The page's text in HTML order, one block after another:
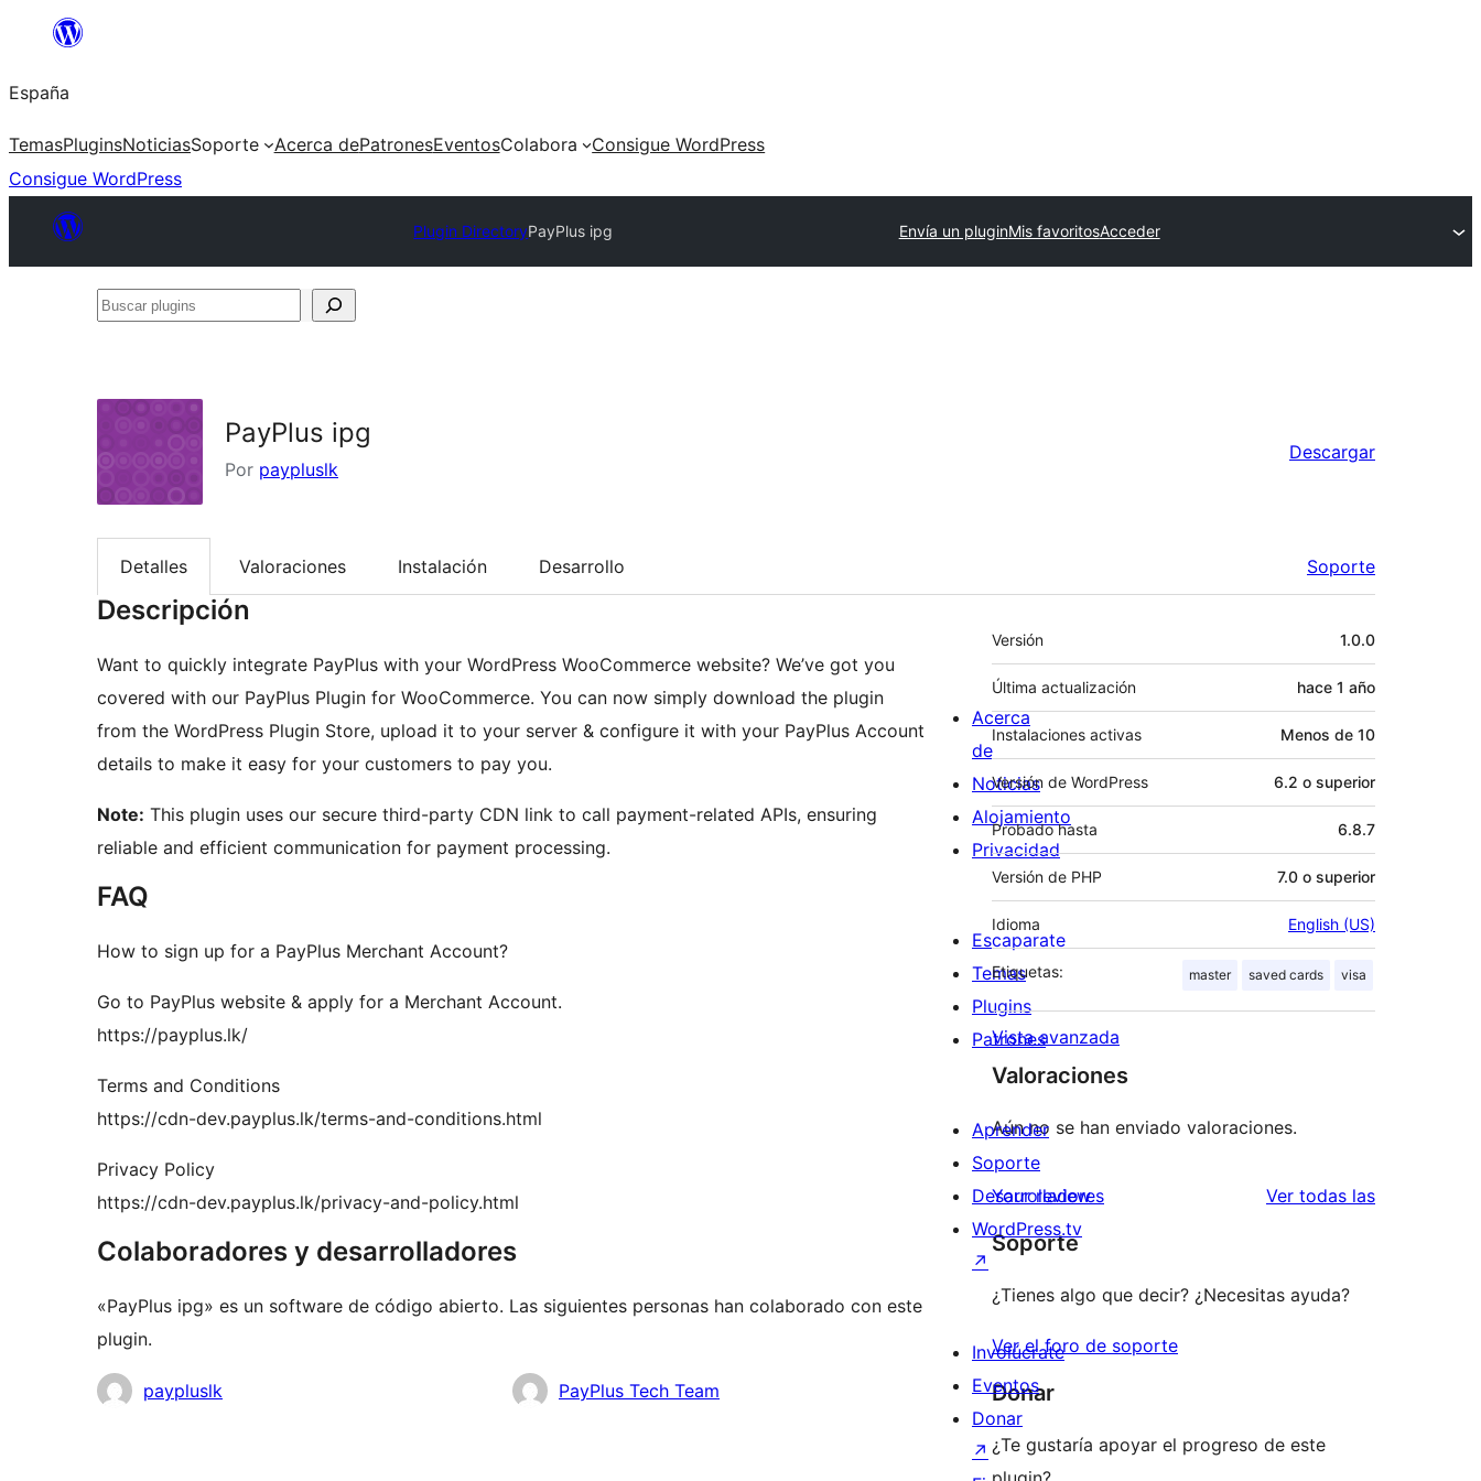
Saltar
contenido
España
TemasPluginsNoticiasSoporte Acerca dePatronesEventosColabora
Consigue WordPress
Consigue WordPress
Plugin DirectoryPayPlus ipg Envía un pluginMis favoritosAcceder
Buscar
PayPlus ipg
Por paypluslk
Descargar
Detalles Valoraciones Instalación Desarrollo Soporte
Descripción
Want to quickly integrate PayPlus with your WordPress WooCommerce website? We’ve got you
covered with our PayPlus Plugin for WooCommerce. You can now simply download the plugin
from the WordPress Plugin Store, upload it to your server & configure it with your PayPlus Account
details to make it easy for your customers to pay you.
Note: This plugin uses our secure third-party CDN link to call payment-related APIs, ensuring
reliable and efficient communication for payment processing.
FAQ
How to sign up for a PayPlus Merchant Account?
Go to PayPlus website & apply for a Merchant Account.
https://payplus.lk/
Terms and Conditions
https://cdn-dev.payplus.lk/terms-and-conditions.html
Privacy Policy
https://cdn-dev.payplus.lk/privacy-and-policy.html
Colaboradores y desarrolladores
«PayPlus ipg» es un software de código abierto. Las siguientes personas han colaborado con este
plugin.
Colaboradores
paypluslk PayPlus Tech Team
Meta
Versión 1.0.0
Última actualización hace 1 año
Instalaciones activas Menos de 10
Versión de WordPress 6.2 o superior
Probado hasta 6.8.7
Versión de PHP 7.0 o superior
Idioma English (US)
Etiquetas: master saved cards visa
Vista avanzada
Valoraciones
Aún no se han enviado valoraciones.
Your review Ver todas lasvaloraciones
Soporte
¿Tienes algo que decir? ¿Necesitas ayuda?
Ver el foro de soporte
Donar
¿Te gustaría apoyar el progreso de este
Acerca
de
Noticias
Alojamiento
Privacidad
Escaparate
Temas
Plugins
Patrones
Aprender
Soporte
Desarrolladores
WordPress.tv
↗
Involúcrate
Eventos
Donar
↗